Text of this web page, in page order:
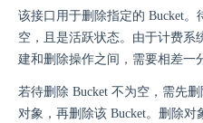
该接口用于删除指定的 Bucket。
空，且是活跃状态。由于计费系
建和删除操作之间，需要相差一
若待删除 Bucket 不为空，需先
对象，再删除该 Bucket。删除对